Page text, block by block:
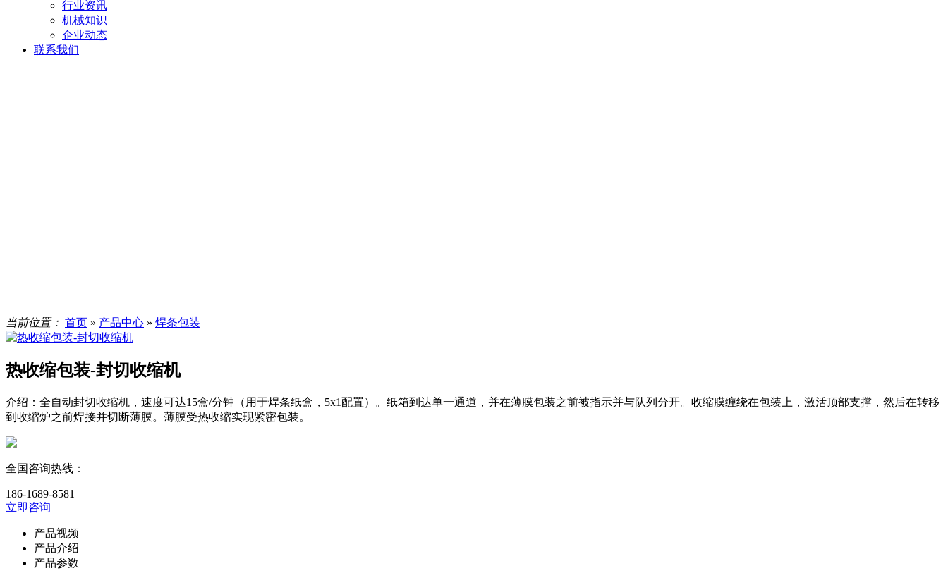
行业资讯
机械知识
企业动态
联系我们
当前位置： 首页 » 产品中心 » 焊条包装
热收缩包装-封切收缩机
介绍： 全自动封切收缩机，速度可达15盒/分钟（用于焊条纸盒，5x1配置）。纸箱到达单一通道，并在薄膜包装之前被指示并与队列分开。收缩膜缠绕在包装上，激活顶部支撑，然后在转移
到收缩炉之前焊接并切断薄膜。薄膜受热收缩实现紧密包装。
全国咨询热线：
186-1689-8581
立即咨询
产品视频
产品介绍
产品参数